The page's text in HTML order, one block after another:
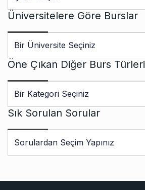
Üniversitelere Göre Burslar
Öne Çıkan Diğer Burs Türleri
Sık Sorulan Sorular